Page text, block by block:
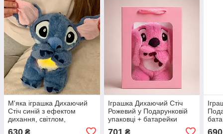
М'яка іграшка Дихаючий
Стіч синій з ефектом
дихання, світлом,
630 ₴
Іграшка Дихаючий Стіч
Рожевий у Подарунковій
упаковці + батарейки
701₴ 690